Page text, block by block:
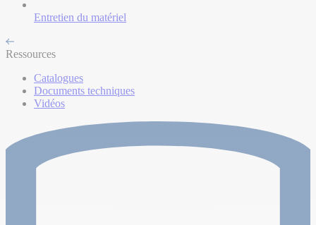
Entretien du matériel
Ressources
Catalogues
Documents techniques
Vidéos